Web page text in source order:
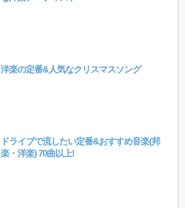
洋楽の定番&人気なクリスマスソング
ドライブで流したい定番&おすすめ音楽(邦
楽・洋楽) 70曲以上!